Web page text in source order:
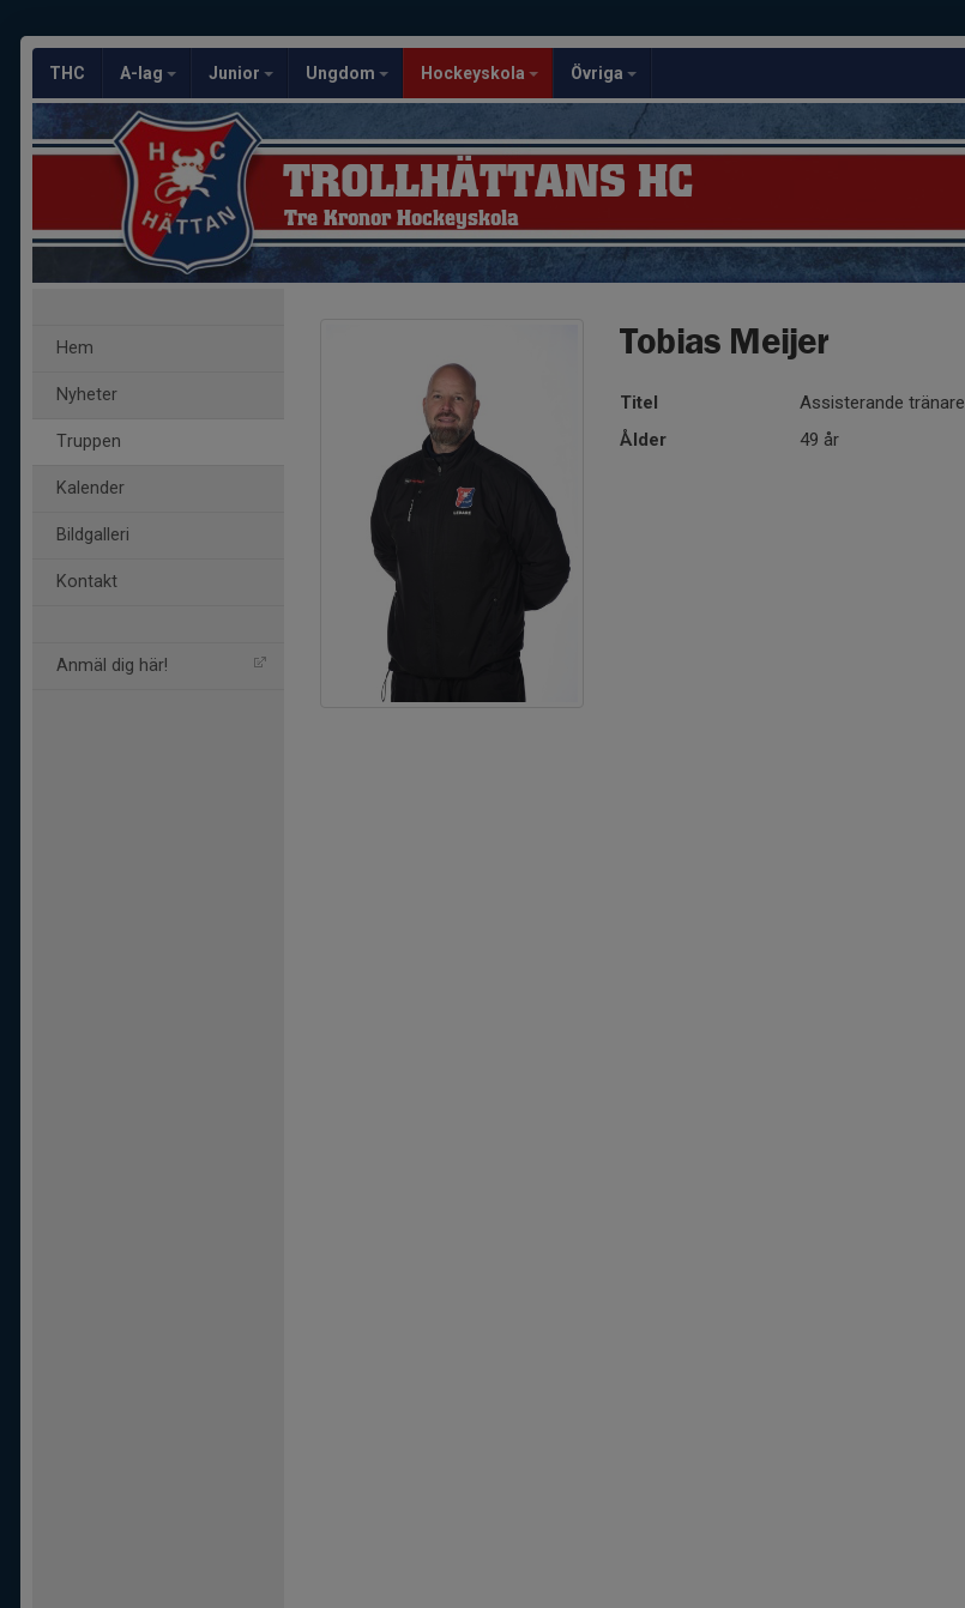
THC A-lag Junior Ungdom Hockeyskola Övriga
TROLLHÄTTANS HC
Tre Kronor Hockeyskola
Hem
Nyheter
Truppen
Kalender
Bildgalleri
Kontakt
Anmäl dig här!
Tobias Meijer
Titel
Assisterande tränare
Ålder
49 år